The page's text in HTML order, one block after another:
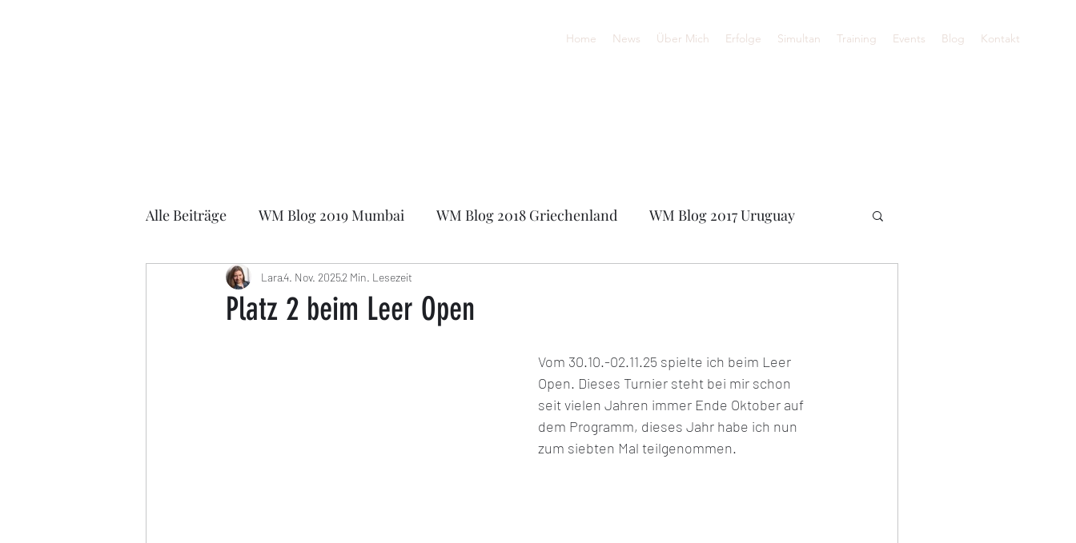
Home News Über Mich Erfolge Simultan Training Events Blog Kontakt
Alle Beiträge WM Blog 2019 Mumbai WM Blog 2018 Griechenland WM Blog 2017 Uruguay
FIDE Online Olympiade 2020 Online-Europameisterschaft 2020
FIDE Online Olympiade 2021 Allgemeines
Platz 2 beim Leer Open
Lara4. Nov. 20252 Min. Lesezeit
Vom 30.10.-02.11.25 spielte ich beim Leer
Open. Dieses Turnier steht bei mir schon
seit vielen Jahren immer Ende Oktober auf
dem Programm, dieses Jahr habe ich nun
zum siebten Mal teilgenommen.